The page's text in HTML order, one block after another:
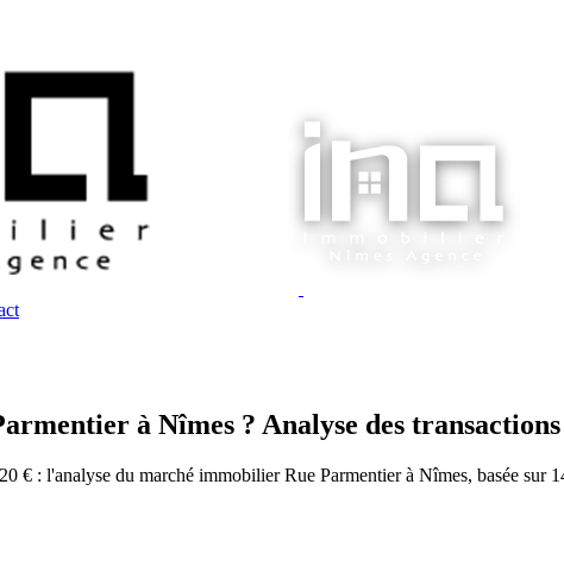
à Nîmes ? Analyse des transactions
€ : l'analyse du marché immobilier Rue Parmentier à Nîmes, basée sur